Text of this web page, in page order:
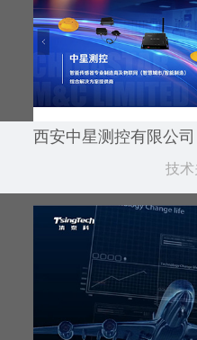
西安中星测控有限公司
技